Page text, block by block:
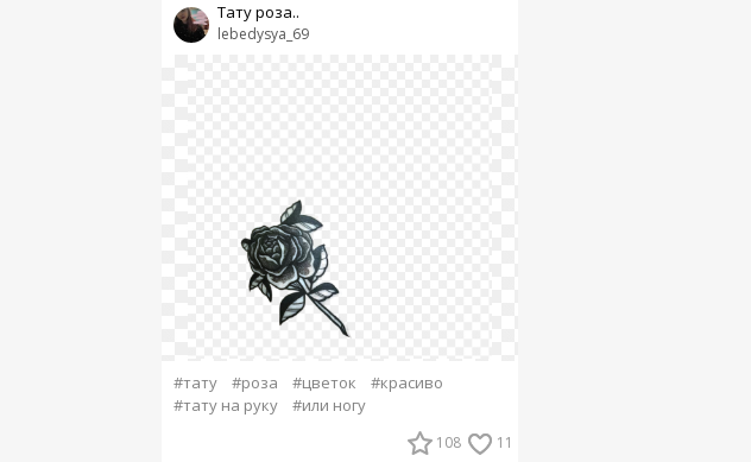
lebedysya_69
Тату роза..
#тату #роза #цветок
#красиво
#тату на руку
#или ногу
108 11